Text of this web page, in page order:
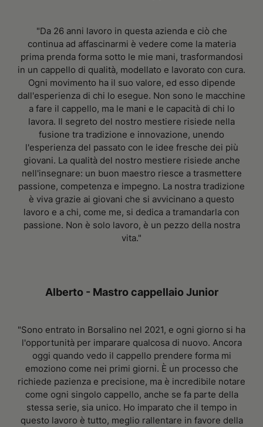
"Da 26 anni lavoro in questa azienda e ciò che
continua ad affascinarmi è vedere come la materia
prima prenda forma sotto le mie mani, trasformandosi
in un cappello di qualità, modellato e lavorato con cura.
Ogni movimento ha il suo valore, ed esso dipende
dall'esperienza di chi lo esegue. Non sono le macchine
a fare il cappello, ma le mani e le capacità di chi lo
lavora. Il segreto del nostro mestiere risiede nella
fusione tra tradizione e innovazione, unendo
l'esperienza del passato con le idee fresche dei più
giovani. La qualità del nostro mestiere risiede anche
nell'insegnare: un buon maestro riesce a trasmettere
passione, competenza e impegno. La nostra tradizione
è viva grazie ai giovani che si avvicinano a questo
lavoro e a chi, come me, si dedica a tramandarla con
passione. Non è solo lavoro, è un pezzo della nostra
vita."
Alberto - Mastro cappellaio Junior
"Sono entrato in Borsalino nel 2021, e ogni giorno si ha
l'opportunità per imparare qualcosa di nuovo. Ancora
oggi quando vedo il cappello prendere forma mi
emoziono come nei primi giorni. È un processo che
richiede pazienza e precisione, ma è incredibile notare
come ogni singolo cappello, anche se fa parte della
stessa serie, sia unico. Ho imparato che il tempo in
questo lavoro è tutto, meglio rallentare in favore della